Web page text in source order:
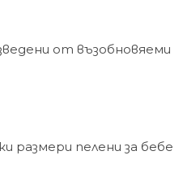
от възобновяеми
размери пелени за бебе